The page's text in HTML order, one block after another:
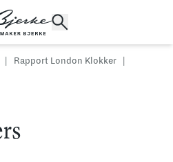
Rapport London Klokker